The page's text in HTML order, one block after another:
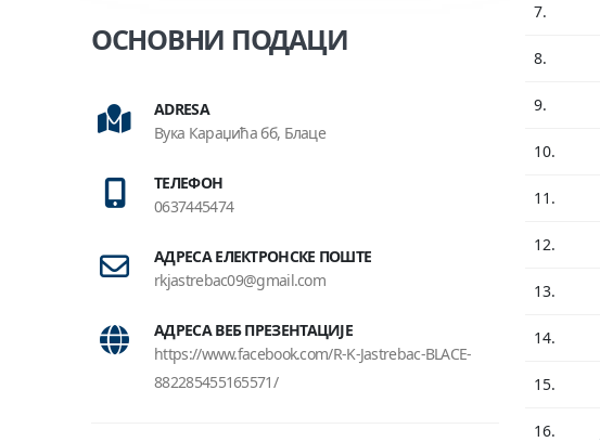
ОСНОВНИ ПОДАЦИ
ADRESA
Вука Караџића бб, Блаце
ТЕЛЕФОН
0637445474
АДРЕСА ЕЛЕКТРОНСКЕ ПОШТЕ
rkjastrebac09@gmail.com
АДРЕСА ВЕБ ПРЕЗЕНТАЦИЈЕ
https://www.facebook.com/R-K-Jastrebac-BLACE-
882285455165571/
7.
8.
9.
10.
11.
12.
13.
14.
15.
16.